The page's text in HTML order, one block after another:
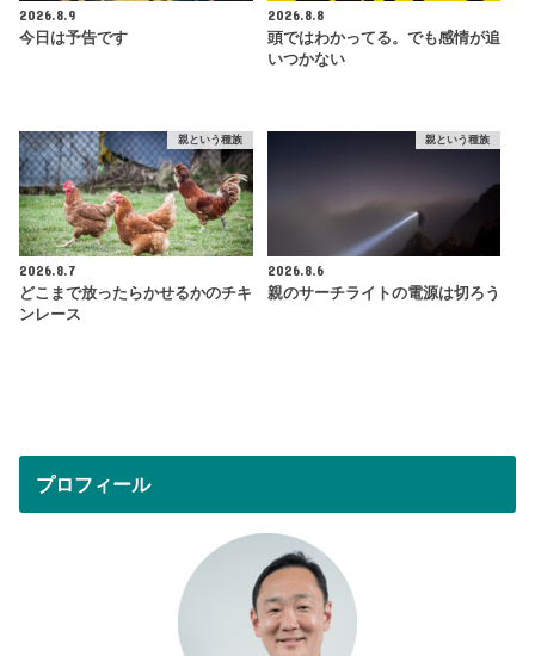
2026.8.9
今日は予告です
2026.8.8
頭ではわかってる。でも感情が追
いつかない
親という種族
2026.8.7
どこまで放ったらかせるかのチキ
ンレース
親という種族
2026.8.6
親のサーチライトの電源は切ろう
プロフィール